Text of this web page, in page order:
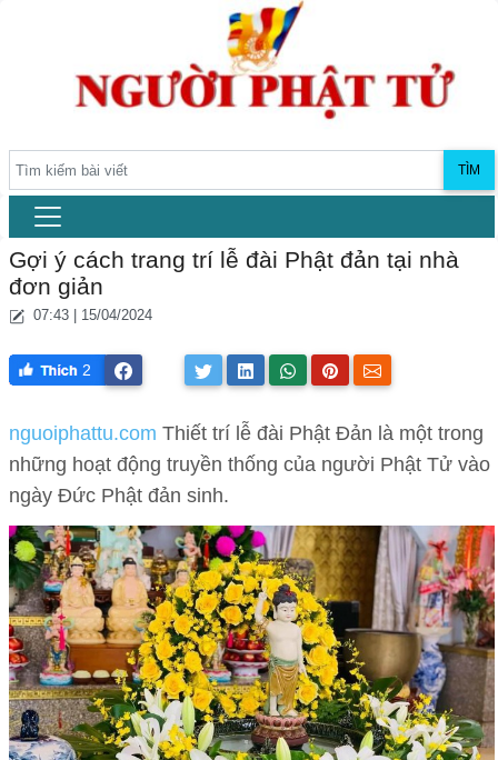
TÌM
Gợi ý cách trang trí lễ đài Phật đản tại nhà
đơn giản
07:43 | 15/04/2024
2
nguoiphattu.com Thiết trí lễ đài Phật Đản là một trong
những hoạt động truyền thống của người Phật Tử vào
ngày Đức Phật đản sinh.